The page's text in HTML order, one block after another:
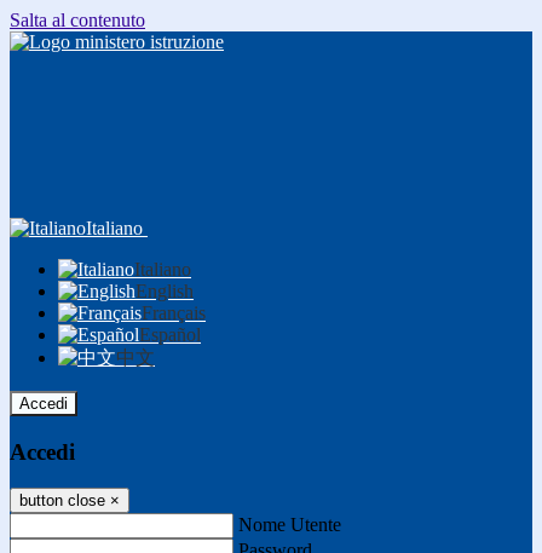
Salta al contenuto
Italiano
Italiano
English
Français
Español
中文
Accedi
Accedi
button close ×
Nome Utente